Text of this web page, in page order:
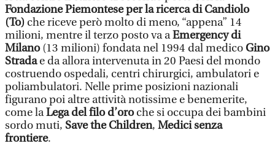
Fondazione Piemontese per la ricerca di Candiolo
(To) che riceve però molto di meno, “appena” 14
milioni, mentre il terzo posto va aEmergency di
Milano(13 milioni) fondata nel 1994 dal medicoGino
Stradae da allora intervenuta in 20 Paesi del mondo
costruendo ospedali, centri chirurgici, ambulatori e
poliambulatori. Nelle prime posizioni nazionali
figurano poi altre attività notissime e benemerite,
come laLega del filo d’oroche si occupa dei bambini
sordo muti, Save the Children, Medici senza
frontiere.